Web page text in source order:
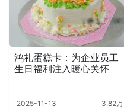
鸿礼蛋糕卡：为企业员工
生日福利注入暖心关怀
2025-11-13 3.82万